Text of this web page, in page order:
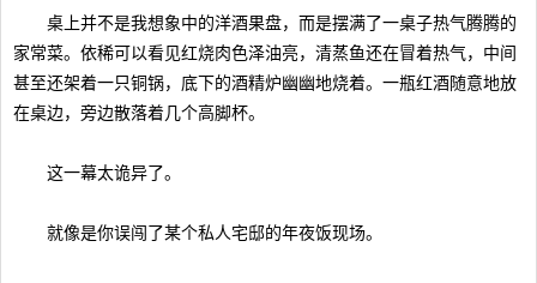
桌上并不是我想象中的洋酒果盘，而是摆满了一桌子热气腾腾的
家常菜。依稀可以看见红烧肉色泽油亮，清蒸鱼还在冒着热气，中间
甚至还架着一只铜锅，底下的酒精炉幽幽地烧着。一瓶红酒随意地放
在桌边，旁边散落着几个高脚杯。
这一幕太诡异了。
就像是你误闯了某个私人宅邸的年夜饭现场。